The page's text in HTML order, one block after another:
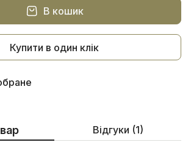
В кошик
Купити в один клік
Відгуки (1)